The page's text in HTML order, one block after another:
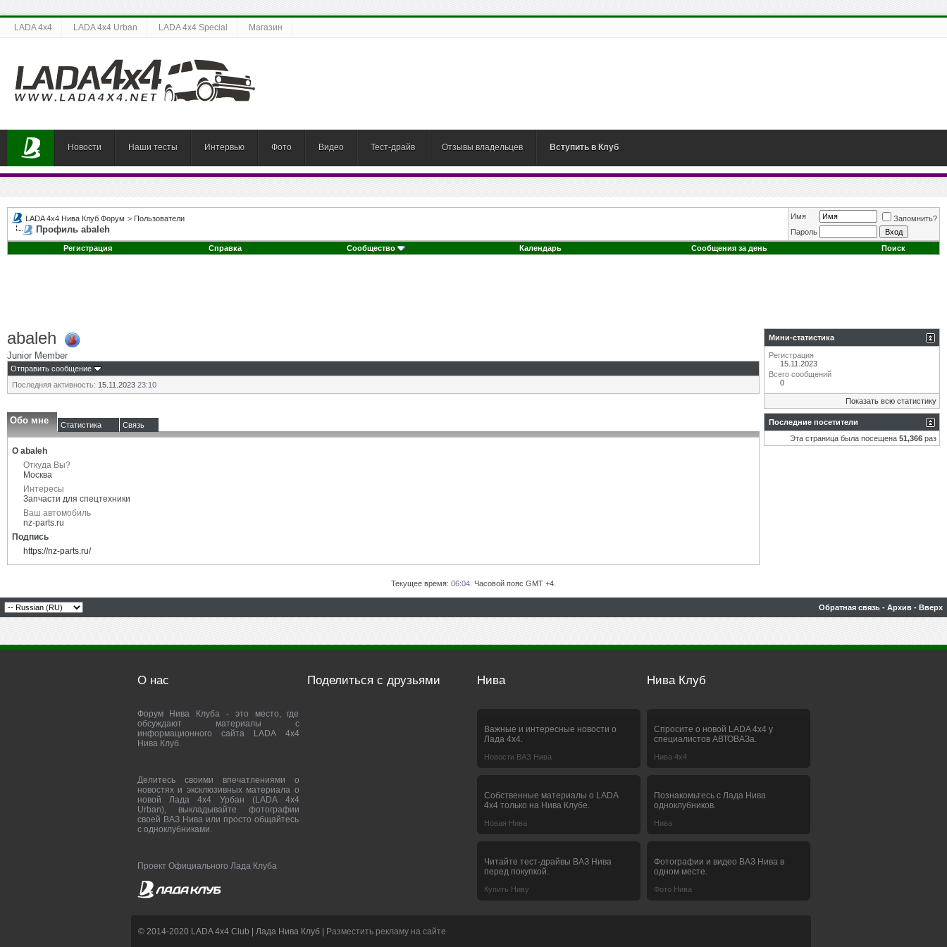
LADA 4x4 LADA 4x4 Urban LADA 4x4 Special Магазин
Новости Наши тесты Интервью Фото Видео Тест-драйв Отзывы владельцев Вступить в Клуб
LADA 4x4 Нива Клуб Форум > Пользователи
Профиль abaleh
Имя
Запомнить?
Пароль
Регистрация
Справка Сообщество Календарь Сообщения за день Поиск
abaleh
Junior Member
Отправить сообщение
Последняя активность: 15.11.2023 23:10
Обо мне Статистика Связь
О abaleh
Откуда Вы?
Москва
Интересы
Запчасти для спецтехники
Ваш автомобиль
nz-parts.ru
Подпись
https://nz-parts.ru/
Мини-статистика
Регистрация
15.11.2023
Всего сообщений
0
Показать всю статистику
Последние посетители
Эта страница была посещена 51,366 раз
Текущее время: 06:04 . Часовой пояс GMT +4.
Обратная связь - Архив - Вверх
О нас
Форум Нива Клуба - это место, где
обсуждают материалы с
информационного сайта LADA 4x4
Нива Клуб.
Делитесь своими впечатлениями о
новостях и эксклюзивных материала о
новой Лада 4х4 Урбан (LADA 4x4
Urban), выкладывайте фотографии
своей ВАЗ Нива или просто общайтесь
с одноклубниками.
Проект Официального Лада Клуба
Поделиться с друзьями Нива
Важные и интересные новости о
Лада 4х4.
Новости ВАЗ Нива
Собственные материалы о LADA
4x4 только на Нива Клубе.
Новая Нива
Читайте тест-драйвы ВАЗ Нива
перед покупкой.
Купить Ниву
Нива Клуб
Спросите о новой LADA 4x4 у
специалистов АВТОВАЗа.
Нива 4х4
Познакомьтесь с Лада Нива
одноклубников.
Нива
Фотографии и видео ВАЗ Нива в
одном месте.
Фото Нива
© 2014-2020 LADA 4x4 Club | Лада Нива Клуб | Разместить рекламу на сайте